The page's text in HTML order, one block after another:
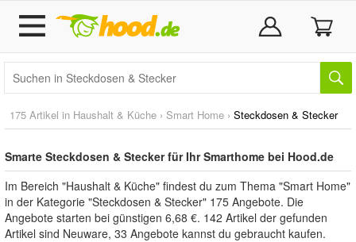
175 Artikel in Haushalt & Küche › Smart Home › Steckdosen & Stecker
Smarte Steckdosen & Stecker für Ihr Smarthome bei Hood.de
Im Bereich "Haushalt & Küche" findest du zum Thema "Smart Home"
in der Kategorie "Steckdosen & Stecker" 175 Angebote. Die
Angebote starten bei günstigen 6,68 €. 142 Artikel der gefunden
Artikel sind Neuware, 33 Angebote kannst du gebraucht kaufen.